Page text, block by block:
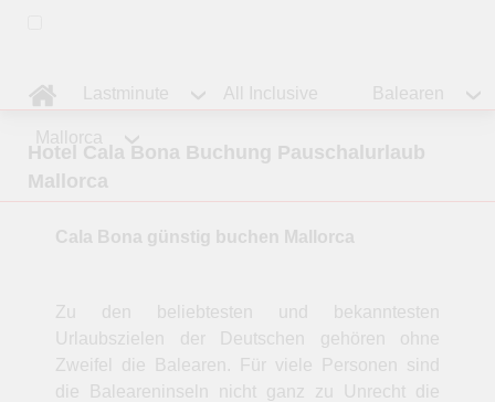
Lastminute All Inclusive Balearen
Mallorca
Hotel Cala Bona Buchung Pauschalurlaub
Mallorca
Cala Bona günstig buchen Mallorca
Zu den beliebtesten und bekanntesten
Urlaubszielen der Deutschen gehören ohne
Zweifel die Balearen. Für viele Personen sind
die Baleareninseln nicht ganz zu Unrecht die